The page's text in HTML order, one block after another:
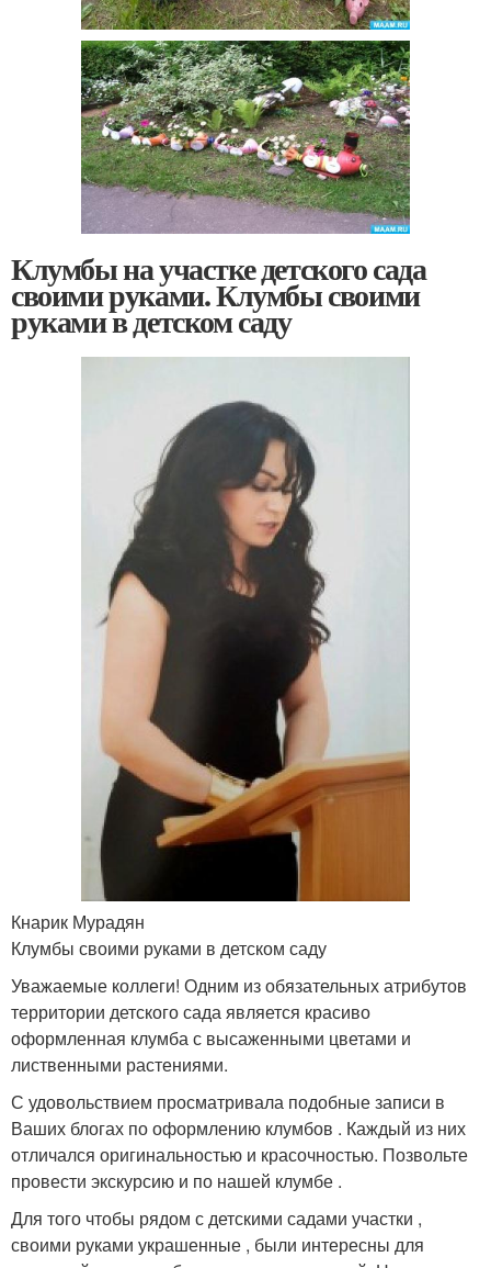
Клумбы на участке детского сада
своими руками. Клумбы своими
руками в детском саду
Кнарик Мурадян
Клумбы своими руками в детском саду
Уважаемые коллеги! Одним из обязательных атрибутов
территории детского сада является красиво
оформленная клумба с высаженными цветами и
лиственными растениями.
С удовольствием просматривала подобные записи в
Ваших блогах по оформлению клумбов . Каждый из них
отличался оригинальностью и красочностью. Позвольте
провести экскурсию и по нашей клумбе .
Для того чтобы рядом с детскими садами участки ,
своими руками украшенные , были интересны для